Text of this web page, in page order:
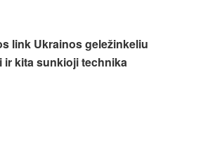
link Ukrainos geležinkeliu
ir kita sunkioji technika